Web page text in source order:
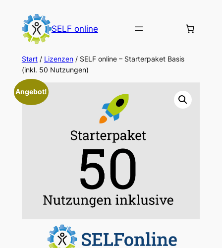
Inhalt
springen
SELF online
Start/ Lizenzen/ SELF online – Starterpaket Basis
(inkl. 50 Nutzungen)
Angebot!